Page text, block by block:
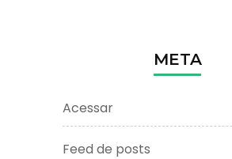
META
Acessar
Feed de posts